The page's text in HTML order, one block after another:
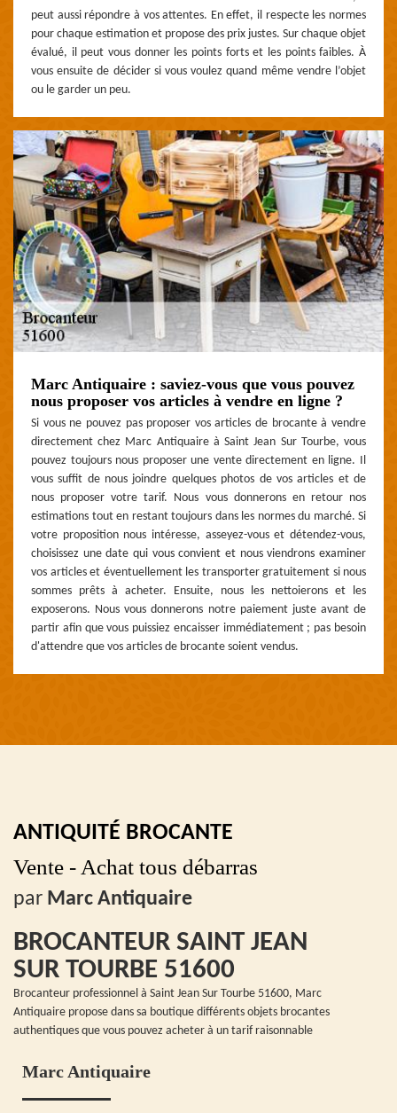
peut aussi répondre à vos attentes. En effet, il respecte les normes
pour chaque estimation et propose des prix justes. Sur chaque objet
évalué, il peut vous donner les points forts et les points faibles. À
vous ensuite de décider si vous voulez quand même vendre l’objet
ou le garder un peu.
Marc Antiquaire : saviez-vous que vous pouvez
nous proposer vos articles à vendre en ligne ?
Si vous ne pouvez pas proposer vos articles de brocante à vendre
directement chez Marc Antiquaire à Saint Jean Sur Tourbe, vous
pouvez toujours nous proposer une vente directement en ligne. Il
vous suffit de nous joindre quelques photos de vos articles et de
nous proposer votre tarif. Nous vous donnerons en retour nos
estimations tout en restant toujours dans les normes du marché. Si
votre proposition nous intéresse, asseyez-vous et détendez-vous,
choisissez une date qui vous convient et nous viendrons examiner
vos articles et éventuellement les transporter gratuitement si nous
sommes prêts à acheter. Ensuite, nous les nettoierons et les
exposerons. Nous vous donnerons notre paiement juste avant de
partir afin que vous puissiez encaisser immédiatement ; pas besoin
d'attendre que vos articles de brocante soient vendus.
ANTIQUITÉ BROCANTE
Vente - Achat tous débarras
par Marc Antiquaire
BROCANTEUR SAINT JEAN
SUR TOURBE 51600
Brocanteur professionnel à Saint Jean Sur Tourbe 51600, Marc
Antiquaire propose dans sa boutique différents objets brocantes
authentiques que vous pouvez acheter à un tarif raisonnable
Marc Antiquaire